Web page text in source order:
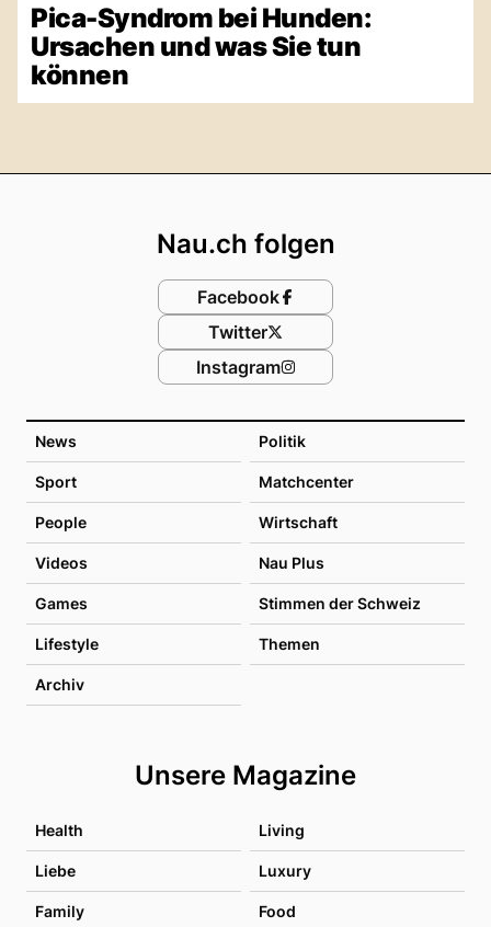
Pica-Syndrom bei Hunden:
Ursachen und was Sie tun
können
News Politik
Sport Matchcenter
People Wirtschaft
Videos Nau Plus
Games Stimmen der Schweiz
Lifestyle Themen
Archiv
Unsere Magazine
Health Living
Liebe Luxury
Family Food
Nau.ch folgen
Facebook
Twitter
Instagram